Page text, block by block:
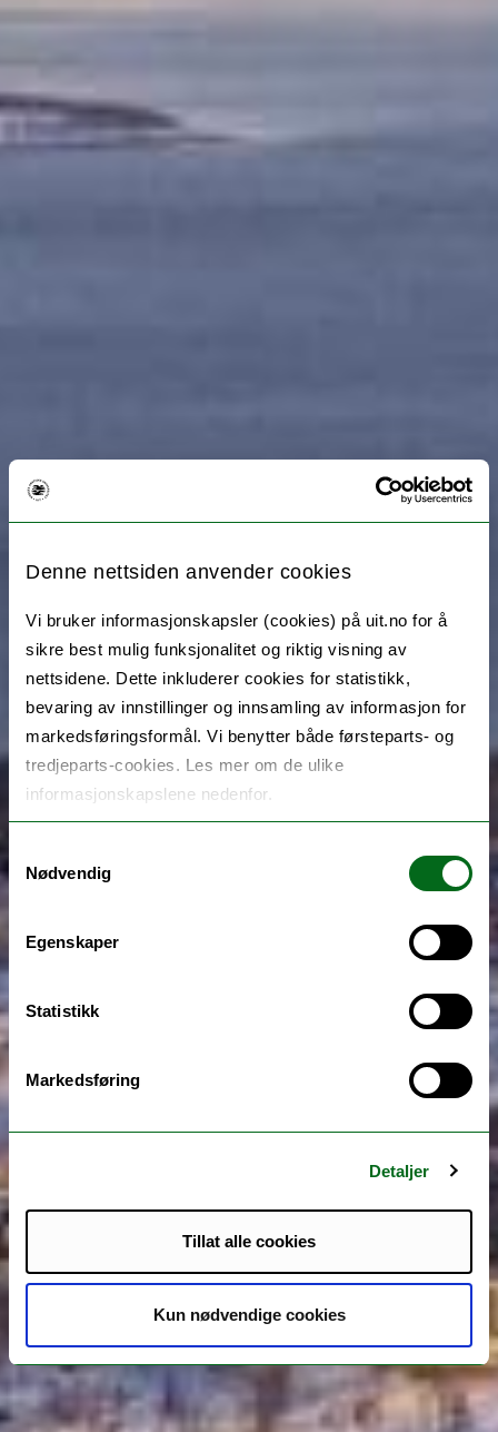
Denne nettsiden anvender cookies
Vi bruker informasjonskapsler (cookies) på uit.no for å
sikre best mulig funksjonalitet og riktig visning av
nettsidene. Dette inkluderer cookies for statistikk,
bevaring av innstillinger og innsamling av informasjon for
markedsføringsformål. Vi benytter både førsteparts- og
tredjeparts-cookies. Les mer om de ulike
informasjonskapslene nedenfor.
Nødvendig
Egenskaper
Statistikk
Markedsføring
Detaljer
Tillat alle cookies
Kun nødvendige cookies